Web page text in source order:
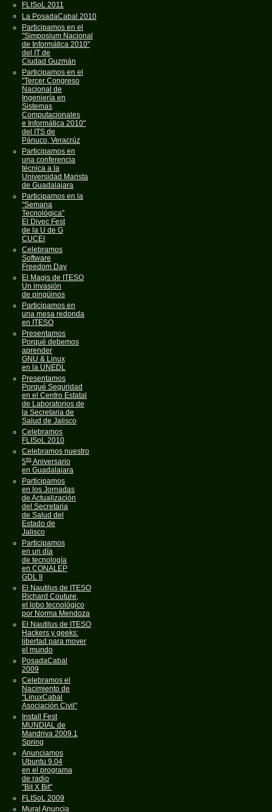
FLISoL 2011
La PosadaCabal 2010
Participamos en el
"Simposium Nacional
de Informática 2010"
del IT de
Ciudad Guzmán
Participamos en el
"Tercer Congreso
Nacional de
Ingeniería en
Sistemas
Computacionales
e Informática 2010"
del ITS de
Pánuco, Veracrúz
Participamos en
una conferencia
técnica a la
Universidad Marista
de Guadalajara
Participamos en la
"Semana
Tecnológica"
El Divec Fest
de la U de G
CUCEI
Celebramos
Software
Freedom Day
El Magis de ITESO
Un invasión
de pingüinos
Participamos en
una mesa redonda
en ITESO
Presentamos
Porqué debemos
aprender
GNU & Linux
en la UNEDL
Presentamos
Porqué Seguridad
en el Centro Estatal
de Laboratorios de
la Secretaria de
Salud de Jalisco
Celebramos
FLISoL 2010
Celebramos nuestro
5toAniversario
en Guadalajara
Participamos
en los Jornadas
de Actualización
del Secretaria
de Salud del
Estado de
Jalisco
Participamos
en un día
de tecnología
en CONALEP
GDL II
El Nautilus de ITESO
Richard Couture,
el lobo tecnológico
por Norma Mendoza
El Nautilus de ITESO
Hackers y geeks:
libertad para mover
el mundo
PosadaCabal
2009
Celebramos el
Nacimiento de
"LinuxCabal
Asociación Civil"
Install Fest
MUNDIAL de
Mandriva 2009.1
Spring
Anunciamos
Ubuntu 9.04
en el programa
de radio
"Bit X Bit"
FLISoL 2009
Mural Anuncia